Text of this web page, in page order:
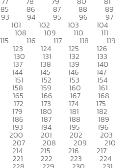
85 86 87 88 89
93 94 95 96 97
101 102 103 104
108 109 110 111
115 116 117 118 119
123 124 125 126
130 131 132 133
137 138 139 140
144 145 146 147
151 152 153 154
158 159 160 161
165 166 167 168
172 173 174 175
179 180 181 182
186 187 188 189
193 194 195 196
200 201 202 203
207 208 209 210
214 215 216 217
221 222 223 224